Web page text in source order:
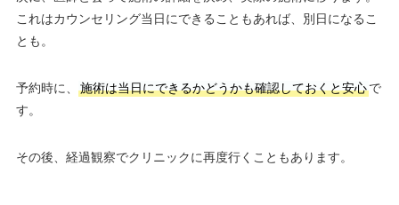
これはカウンセリング当日にできることもあれば、別日になるこ
とも。
予約時に、 施術は当日にできるかどうかも確認しておくと安心で
す。
その後、経過観察でクリニックに再度行くこともあります。